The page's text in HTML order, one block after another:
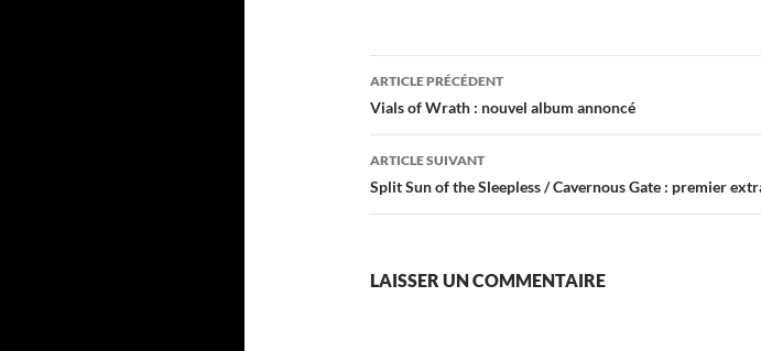
Navigation
des
articles
ARTICLE PRÉCÉDENT
Vials of Wrath : nouvel album annoncé
ARTICLE SUIVANT
Split Sun of the Sleepless / Cavernous Gate : premier
LAISSER UN COMMENTAIRE